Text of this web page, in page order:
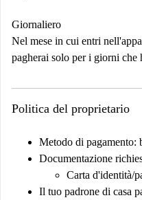
Giornaliero
Nel mese in cui entri
pagherai solo per i giorni che
Politica del proprietario
Metodo di pagamento:
Documentazione
Carta d'identità/
Il tuo padrone di casa